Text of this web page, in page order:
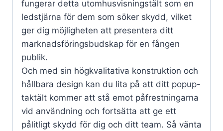
fungerar detta utomhusvisningstält som en
ledstjärna för dem som söker skydd, vilket
ger dig möjligheten att presentera ditt
marknadsföringsbudskap för en fången
publik.
Och med sin högkvalitativa konstruktion och
hållbara design kan du lita på att ditt popup-
taktält kommer att stå emot påfrestningarna
vid användning och fortsätta att ge ett
pålitligt skydd för dig och ditt team. Så vänta